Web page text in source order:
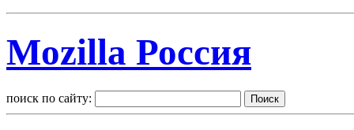
Mozilla Россия
поиск по сайту: